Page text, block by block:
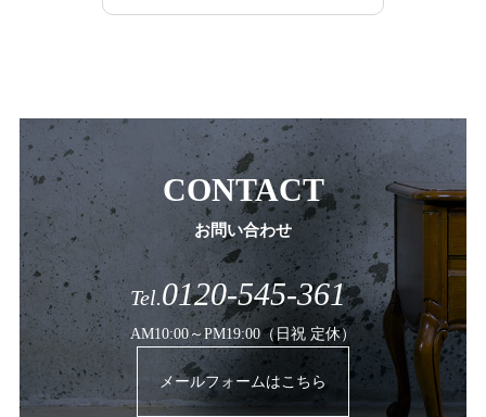
CONTACT
お問い合わせ
Tel.0120-545-361
AM10:00～PM19:00（日祝 定休）
メールフォームはこちら